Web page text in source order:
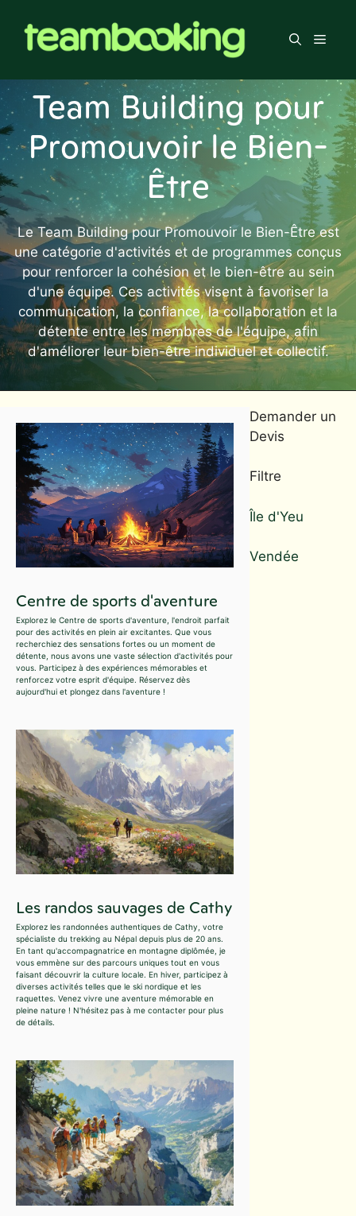
contenu
Menu
Team Building pour
Promouvoir le Bien-
Être
Le Team Building pour Promouvoir le Bien-Être est
une catégorie d'activités et de programmes conçus
pour renforcer la cohésion et le bien-être au sein
d'une équipe. Ces activités visent à favoriser la
communication, la confiance, la collaboration et la
détente entre les membres de l'équipe, afin
d'améliorer leur bien-être individuel et collectif.
Centre de sports d'aventure
Explorez le Centre de sports d'aventure, l'endroit parfait
pour des activités en plein air excitantes. Que vous
recherchiez des sensations fortes ou un moment de
détente, nous avons une vaste sélection d'activités pour
vous. Participez à des expériences mémorables et
renforcez votre esprit d'équipe. Réservez dès
aujourd'hui et plongez dans l'aventure !
Les randos sauvages de Cathy
Explorez les randonnées authentiques de Cathy, votre
spécialiste du trekking au Népal depuis plus de 20 ans.
En tant qu'accompagnatrice en montagne diplômée, je
vous emmène sur des parcours uniques tout en vous
faisant découvrir la culture locale. En hiver, participez à
diverses activités telles que le ski nordique et les
raquettes. Venez vivre une aventure mémorable en
pleine nature ! N'hésitez pas à me contacter pour plus
de détails.
Demander un
Devis
Filtre
Île d'Yeu
Vendée